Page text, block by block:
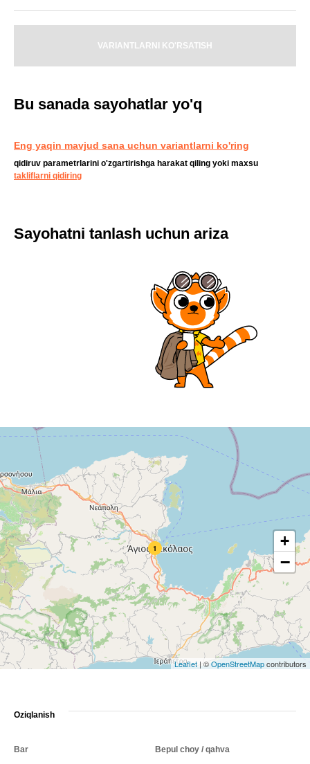
VARIANTLARNI KO'RSATISH
Bu sanada sayohatlar yo'q
Eng yaqin mavjud sana uchun variantlarni ko'ring
qidiruv parametrlarini o'zgartirishga harakat qiling yoki maxsu
takliflarni qidiring
Sayohatni tanlash uchun ariza
1 +
−
Leaflet | ©OpenStreetMapcontributors
Oziqlanish
Bar Bepul choy / qahva